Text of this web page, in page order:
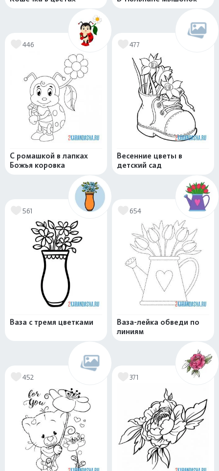
446
С ромашкой в лапках
Божья коровка
477
Весенние цветы в
детский сад
561
Ваза с тремя цветками
654
Ваза-лейка обведи по
линиям
452 371